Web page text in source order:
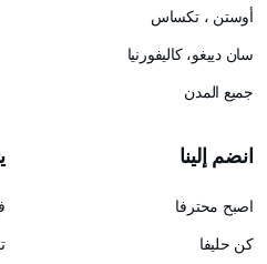
أوستن ، تكساس
سان دييغو، كاليفورنيا
جميع المدن
انضم إلينا
اصبح محترفا
كن حليفا